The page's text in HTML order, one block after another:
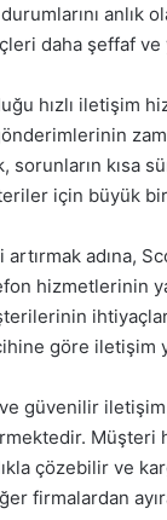
daha şeffaf
hızlı iletişim
sorunların kısa
için büyük bir
adına,
hizmetlerinin
göre iletişim
ve güvenilir
çözebilir ve
firmalardan